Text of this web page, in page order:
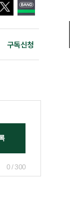
구독신청
0 / 300